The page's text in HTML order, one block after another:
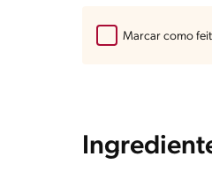
Marcar como